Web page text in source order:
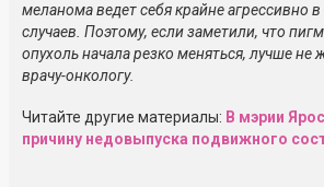
меланома ведет себя крайне агрессивно
случаев. Поэтому, если заметили, что
опухоль начала резко меняться, лучше не
врачу-онкологу.
Читайте другие материалы: В мэрии
причину недовыпуска подвижного